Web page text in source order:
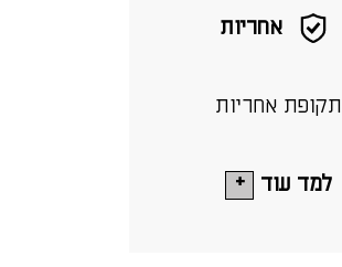
אחריות
תקופת אחריות
למד עוד